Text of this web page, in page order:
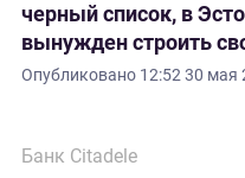
черный список, в
вынужден строить
Опубликовано 12:52 30 мая
Банк Citadele